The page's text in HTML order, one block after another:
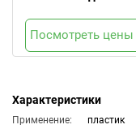
Характеристики
Применение:
пластик
Посмотреть цены